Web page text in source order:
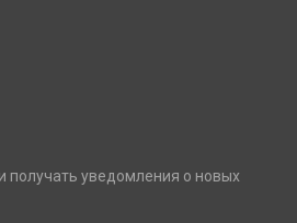
получать уведомления о новых